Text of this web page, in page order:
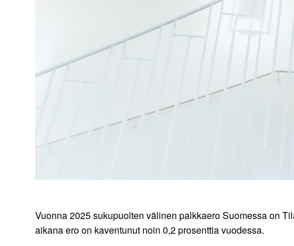
Vuonna 2025 sukupuolten välinen palkkaero Suomessa on
aikana ero on kaventunut noin 0,2 prosenttia vuodessa.